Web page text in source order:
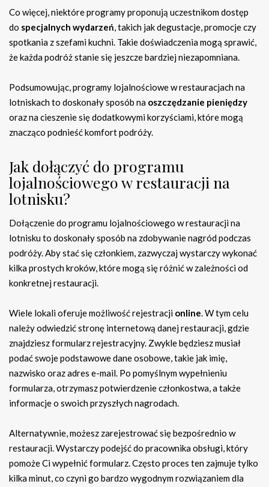
Co więcej, niektóre programy proponują uczestnikom dostęp
do specjalnych wydarzeń, takich jak degustacje, promocje czy
spotkania z szefami kuchni. Takie doświadczenia mogą sprawić,
że każda podróż stanie się jeszcze bardziej niezapomniana.
Podsumowując, programy lojalnościowe w restauracjach na
lotniskach to doskonały sposób na oszczędzanie pieniędzy
oraz na cieszenie się dodatkowymi korzyściami, które mogą
znacząco podnieść komfort podróży.
Jak dołączyć do programu
lojalnościowego w restauracji na
lotnisku?
Dołączenie do programu lojalnościowego w restauracji na
lotnisku to doskonały sposób na zdobywanie nagród podczas
podróży. Aby stać się członkiem, zazwyczaj wystarczy wykonać
kilka prostych kroków, które mogą się różnić w zależności od
konkretnej restauracji.
Wiele lokali oferuje możliwość rejestracji online. W tym celu
należy odwiedzić stronę internetową danej restauracji, gdzie
znajdziesz formularz rejestracyjny. Zwykle będziesz musiał
podać swoje podstawowe dane osobowe, takie jak imię,
nazwisko oraz adres e-mail. Po pomyślnym wypełnieniu
formularza, otrzymasz potwierdzenie członkostwa, a także
informacje o swoich przyszłych nagrodach.
Alternatywnie, możesz zarejestrować się bezpośrednio w
restauracji. Wystarczy podejść do pracownika obsługi, który
pomoże Ci wypełnić formularz. Często proces ten zajmuje tylko
kilka minut, co czyni go bardzo wygodnym rozwiązaniem dla